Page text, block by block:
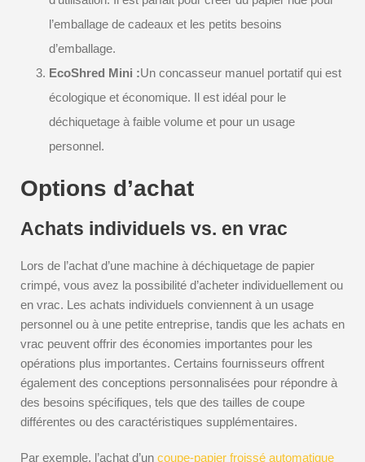
l’emballage de cadeaux et les petits besoins
d’emballage.
EcoShred Mini :Un concasseur manuel portatif qui est
écologique et économique. Il est idéal pour le
déchiquetage à faible volume et pour un usage
personnel.
Options d’achat
Achats individuels vs. en vrac
Lors de l’achat d’une machine à déchiquetage de papier
crimpé, vous avez la possibilité d’acheter individuellement ou
en vrac. Les achats individuels conviennent à un usage
personnel ou à une petite entreprise, tandis que les achats en
vrac peuvent offrir des économies importantes pour les
opérations plus importantes. Certains fournisseurs offrent
également des conceptions personnalisées pour répondre à
des besoins spécifiques, tels que des tailles de coupe
différentes ou des caractéristiques supplémentaires.
Par exemple, l’achat d’un coupe-papier froissé automatique